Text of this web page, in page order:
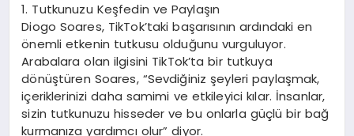
1. Tutkunuzu Keşfedin ve Paylaşın
Diogo Soares, TikTok’taki başarısının ardındaki en
önemli etkenin tutkusu olduğunu vurguluyor.
Arabalara olan ilgisini TikTok’ta bir tutkuya
dönüştüren Soares, “Sevdiğiniz şeyleri paylaşmak,
içeriklerinizi daha samimi ve etkileyici kılar. İnsanlar,
sizin tutkunuzu hisseder ve bu onlarla güçlü bir bağ
kurmanıza yardımcı olur” diyor.